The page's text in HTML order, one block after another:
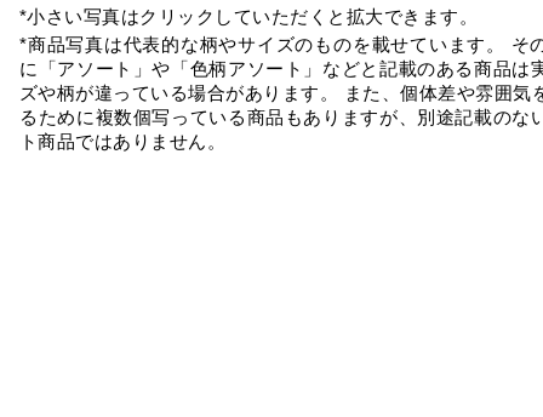
*小さい写真はクリックしていただくと拡大できます。
*商品写真は代表的な柄やサイズのものを載せています。 そ
に「アソート」や「色柄アソート」などと記載のある商品は
ズや柄が違っている場合があります。 また、個体差や雰囲気
るために複数個写っている商品もありますが、別途記載のな
ト商品ではありません。